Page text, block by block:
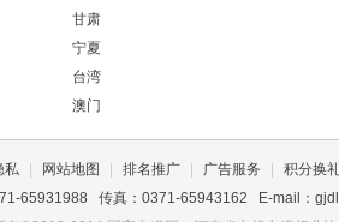
甘肃
宁夏
台湾
澳门
私 网站地图 排名推广 广告服务 积分换
65931988 传真：0371-65943162 E-mail：